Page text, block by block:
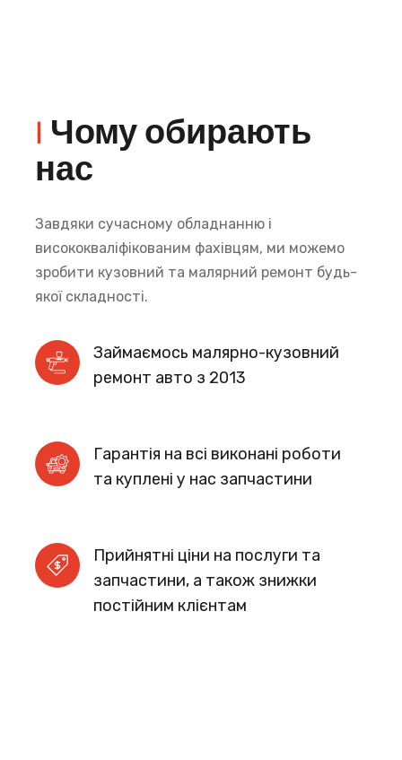
| Чому обирають
нас
Завдяки сучасному обладнанню і
висококваліфікованим фахівцям, ми можемо
зробити кузовний та малярний ремонт будь-
якої складності.
Займаємось малярно-кузовний
ремонт авто з 2013
Гарантія на всі виконані роботи
та куплені у нас запчастини
Прийнятні ціни на послуги та
запчастини, а також знижки
постійним клієнтам